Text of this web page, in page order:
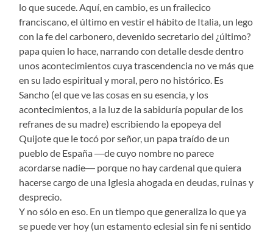
lo que sucede. Aquí, en cambio, es un frailecico
franciscano, el último en vestir el hábito de Italia, un lego
con la fe del carbonero, devenido secretario del ¿último?
papa quien lo hace, narrando con detalle desde dentro
unos acontecimientos cuya trascendencia no ve más que
en su lado espiritual y moral, pero no histórico. Es
Sancho (el que ve las cosas en su esencia, y los
acontecimientos, a la luz de la sabiduría popular de los
refranes de su madre) escribiendo la epopeya del
Quijote que le tocó por señor, un papa traído de un
pueblo de España ―de cuyo nombre no parece
acordarse nadie― porque no hay cardenal que quiera
hacerse cargo de una Iglesia ahogada en deudas, ruinas y
desprecio.
Y no sólo en eso. En un tiempo que generaliza lo que ya
se puede ver hoy (un estamento eclesial sin fe ni sentido